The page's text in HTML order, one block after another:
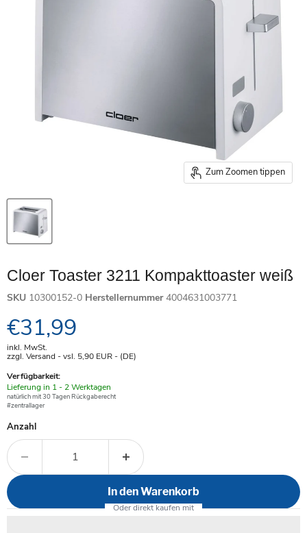
Zum Zoomen tippen
Cloer Toaster 3211 Kompakttoaster weiß
SKU 10300152-0 Herstellernummer 4004631003771
Aktueller Preis
€31,99
inkl. MwSt.
zzgl. Versand - vsl. 5,90 EUR- (DE)
Verfügbarkeit:
Verfügbar
-
Lieferung in 1 - 2 Werktagen
natürlich mit 30 Tagen Rückgaberecht
#zentrallager
Anzahl
In den Warenkorb